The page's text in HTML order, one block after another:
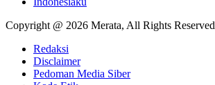
Copyright @ 2026 Merata, All Rights Reserved
Redaksi
Disclaimer
Pedoman Media Siber